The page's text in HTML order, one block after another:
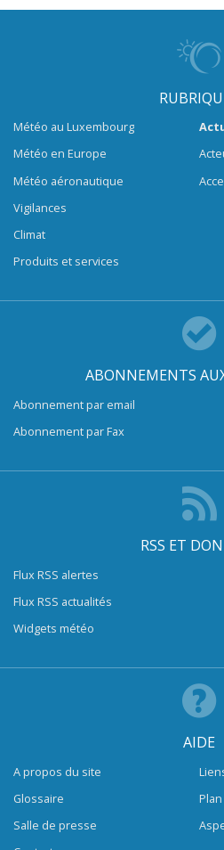
Météo au Luxembourg
Météo en Europe
Météo aéronautique
Vigilances
Climat
Produits et services
ABONNEMENTS
Abonnement par email
Abonnement par Fax
RSS ET
Flux RSS alertes
Flux RSS actualités
Widgets météo
AIDE
A propos du site
Glossaire
Salle de presse